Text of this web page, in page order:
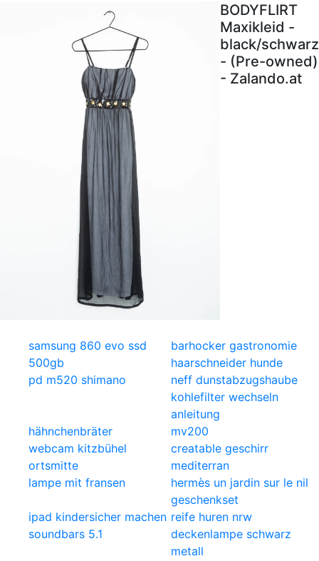
BODYFLIRT
Maxikleid -
black/schwarz
- (Pre-owned)
- Zalando.at
samsung 860 evo ssd
500gb
barhocker gastronomie
haarschneider hunde
pd m520 shimano
neff dunstabzugshaube
kohlefilter wechseln
anleitung
hähnchenbräter
mv200
webcam kitzbühel
ortsmitte
creatable geschirr
mediterran
lampe mit fransen
hermès un jardin sur le nil
geschenkset
ipad kindersicher machen reife huren nrw
soundbars 5.1
deckenlampe schwarz
metall